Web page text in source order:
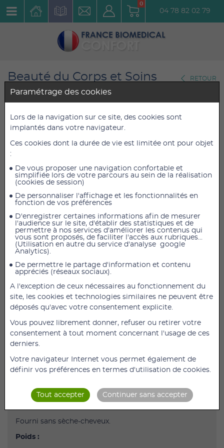
0
04 78 82 02 79
Beauté du Corps et Soins
Esthétiques
Coiffure
RETOUR
SUPPORT À SÈCHE-CHEVEUX
Réf. : 1803085000
29,52 €TTC
24,60 €HT
29,52 €
AJOUTER AU PANIER
SUPPORT À SÈCHE-CHEVEUX
Description
Support de sèche-cheveux mains libres, une solution
idéale pour les personnes à mobilité réduite.
Possède un cou flexible qui peut se plier à n’importe
quel angle, facilitant ainsi le séchage des cheveux.
Convient à la majorité des sèche-cheveux et est
assurer la stabilité.
cheveux en place.
Fourni sans sèche-cheveux.
Poids :
Paramétrage des cookies
Lors de la navigation sur ce site, des cookies sont
implantés dans votre navigateur.
Ces cookies dont la durée de vie est limitée ont pour objet
:
De vous proposer une navigation confortable et
simplifiée lors de votre parcours au sein de la réalisation
(cookies de session)
De personnaliser l'affichage et les fonctionnalités en
fonction de vos préférences
D'enregistrer certaines informations afin de mesurer
l'audience sur le site, d'établir des statistiques et de
permettre à nos services d'améliorer les contenus qui
vous sont proposés, de faciliter l'accès aux rubriques...
(Utilisation en autre du service d'analyse google
Analytics).
De permettre le partage d'information et contenu
appréciés (réseaux sociaux).
A l'exception de ceux nécessaires au fonctionnement du
site, les cookies et technologies similaires ne peuvent être
déposés qu'avec votre consentement explicite.
Vous pouvez librement donner, refuser ou retirer votre
consentement à tout moment concernant l'usage de ces
derniers.
Votre navigateur Internet vous permet également de
définir vos préférences en termes d'utilisation de cookies.
Tout accepter Continuer sans accepter